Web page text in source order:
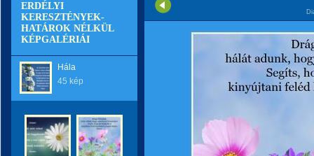
ERDÉLYI
KERESZTÉNYEK-
HATÁROK NÉLKÜL
KÉPGALÉRIÁI
Hála
45 kép